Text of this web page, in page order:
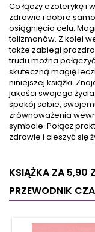
Co łączy ezoterykę i
zdrowie i dobre
osiągnięcia celu.
talizmanów. Z kolei
także zabiegi
trudu można
skuteczną magię
niniejszej książki.
jakości swojego
spokój sobie,
zrównoważenia
symbole. Połącz
zdrowie i cieszyć się
KSIĄŻKA ZA 5,90
PRZEWODNIK